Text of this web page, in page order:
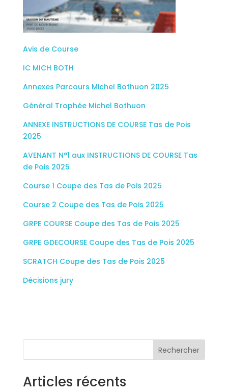
Avis de Course
IC MICH BOTH
Annexes Parcours Michel Bothuon 2025
Général Trophée Michel Bothuon
ANNEXE INSTRUCTIONS DE COURSE Tas de Pois
2025
AVENANT N°1 aux INSTRUCTIONS DE COURSE Tas
de Pois 2025
Course 1 Coupe des Tas de Pois 2025
Course 2 Coupe des Tas de Pois 2025
GRPE COURSE Coupe des Tas de Pois 2025
GRPE GDECOURSE Coupe des Tas de Pois 2025
SCRATCH Coupe des Tas de Pois 2025
Décisions jury
Rechercher
Articles récents